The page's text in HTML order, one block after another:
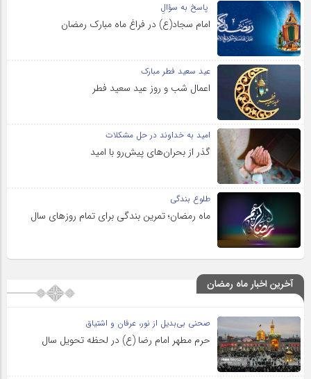
پاسخ به سؤالِ
امام سجاد(ع) در فراغ ماه مبارک رمضان
عید سعید فطر مبارک
اعمال شب و روز عید سعید فطر
امید به خداوند در حل مشکلات
گذر از بحران‌های پیش‌رو با امید
طلوع بندگی
ماه رمضان؛ تمرین بندگی برای تمام روزهای سال
آخرین اخبار ماه رمضان
صحنی بی‌بدیل از نور، عرفان و اشتیاق
حرم مطهر امام رضا (ع) در لحظه تحویل سال